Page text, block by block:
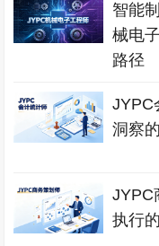
智能
械电
路径
JYPC
洞察
JYPC
执行